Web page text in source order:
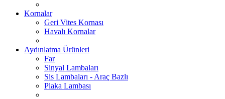
Kornalar
Geri Vites Kornası
Havalı Kornalar
Aydınlatma Ürünleri
Far
Sinyal Lambaları
Sis Lambaları - Araç Bazlı
Plaka Lambası